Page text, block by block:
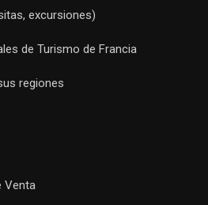
excursiones)
de Turismo de Francia
regiones
Venta